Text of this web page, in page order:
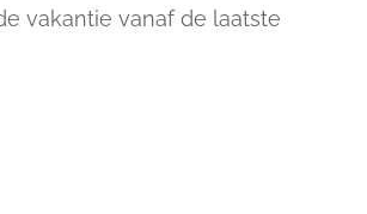
vakantie vanaf de laatste